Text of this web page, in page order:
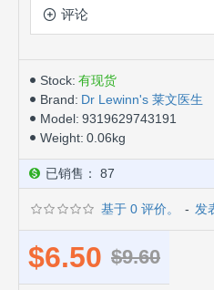
评论
Stock: 有现货
Brand: Dr Lewinn's 莱文医生
Model: 9319629743191
Weight: 0.06kg
已销售： 87
基于 0 评价。 - 发
$6.50 $9.60